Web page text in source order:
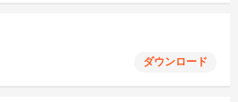
ダウンロード